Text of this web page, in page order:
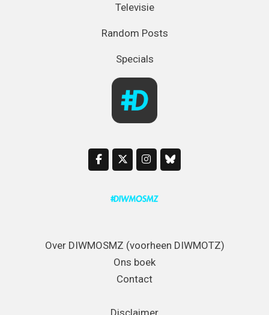
Televisie
Random Posts
Specials
Over DIWMOSMZ (voorheen DIWMOTZ)
Ons boek
Contact
Disclaimer